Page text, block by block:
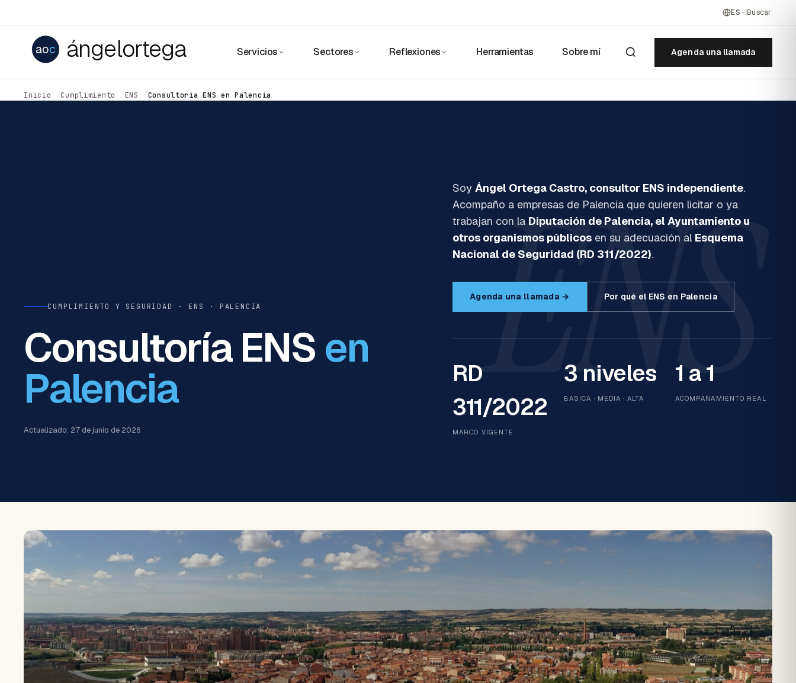
ES Buscar
aoc ángelortega Servicios Sectores Reflexiones Herramientas Sobre mí Agenda una llamada
Inicio Cumplimiento ENS Consultoría ENS en Palencia
ENS
CUMPLIMIENTO Y SEGURIDAD · ENS · PALENCIA
Consultoría ENS en
Palencia
Actualizado: 27 de junio de 2026
Soy Ángel Ortega Castro, consultor ENS independiente.
Acompaño a empresas de Palencia que quieren licitar o ya
trabajan con la Diputación de Palencia, el Ayuntamiento u
otros organismos públicosen su adecuación al Esquema
Nacional de Seguridad (RD 311/2022).
Agenda una llamada → Por qué el ENS en Palencia
RD
311/2022
MARCO VIGENTE
3 niveles
BÁSICA · MEDIA · ALTA
1 a 1
ACOMPAÑAMIENTO REAL